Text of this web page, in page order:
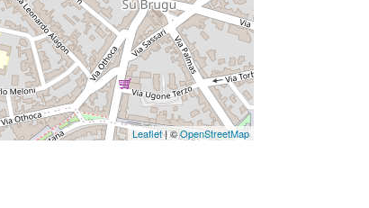
Leaflet| ©OpenStreetMap